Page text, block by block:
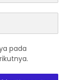
pada